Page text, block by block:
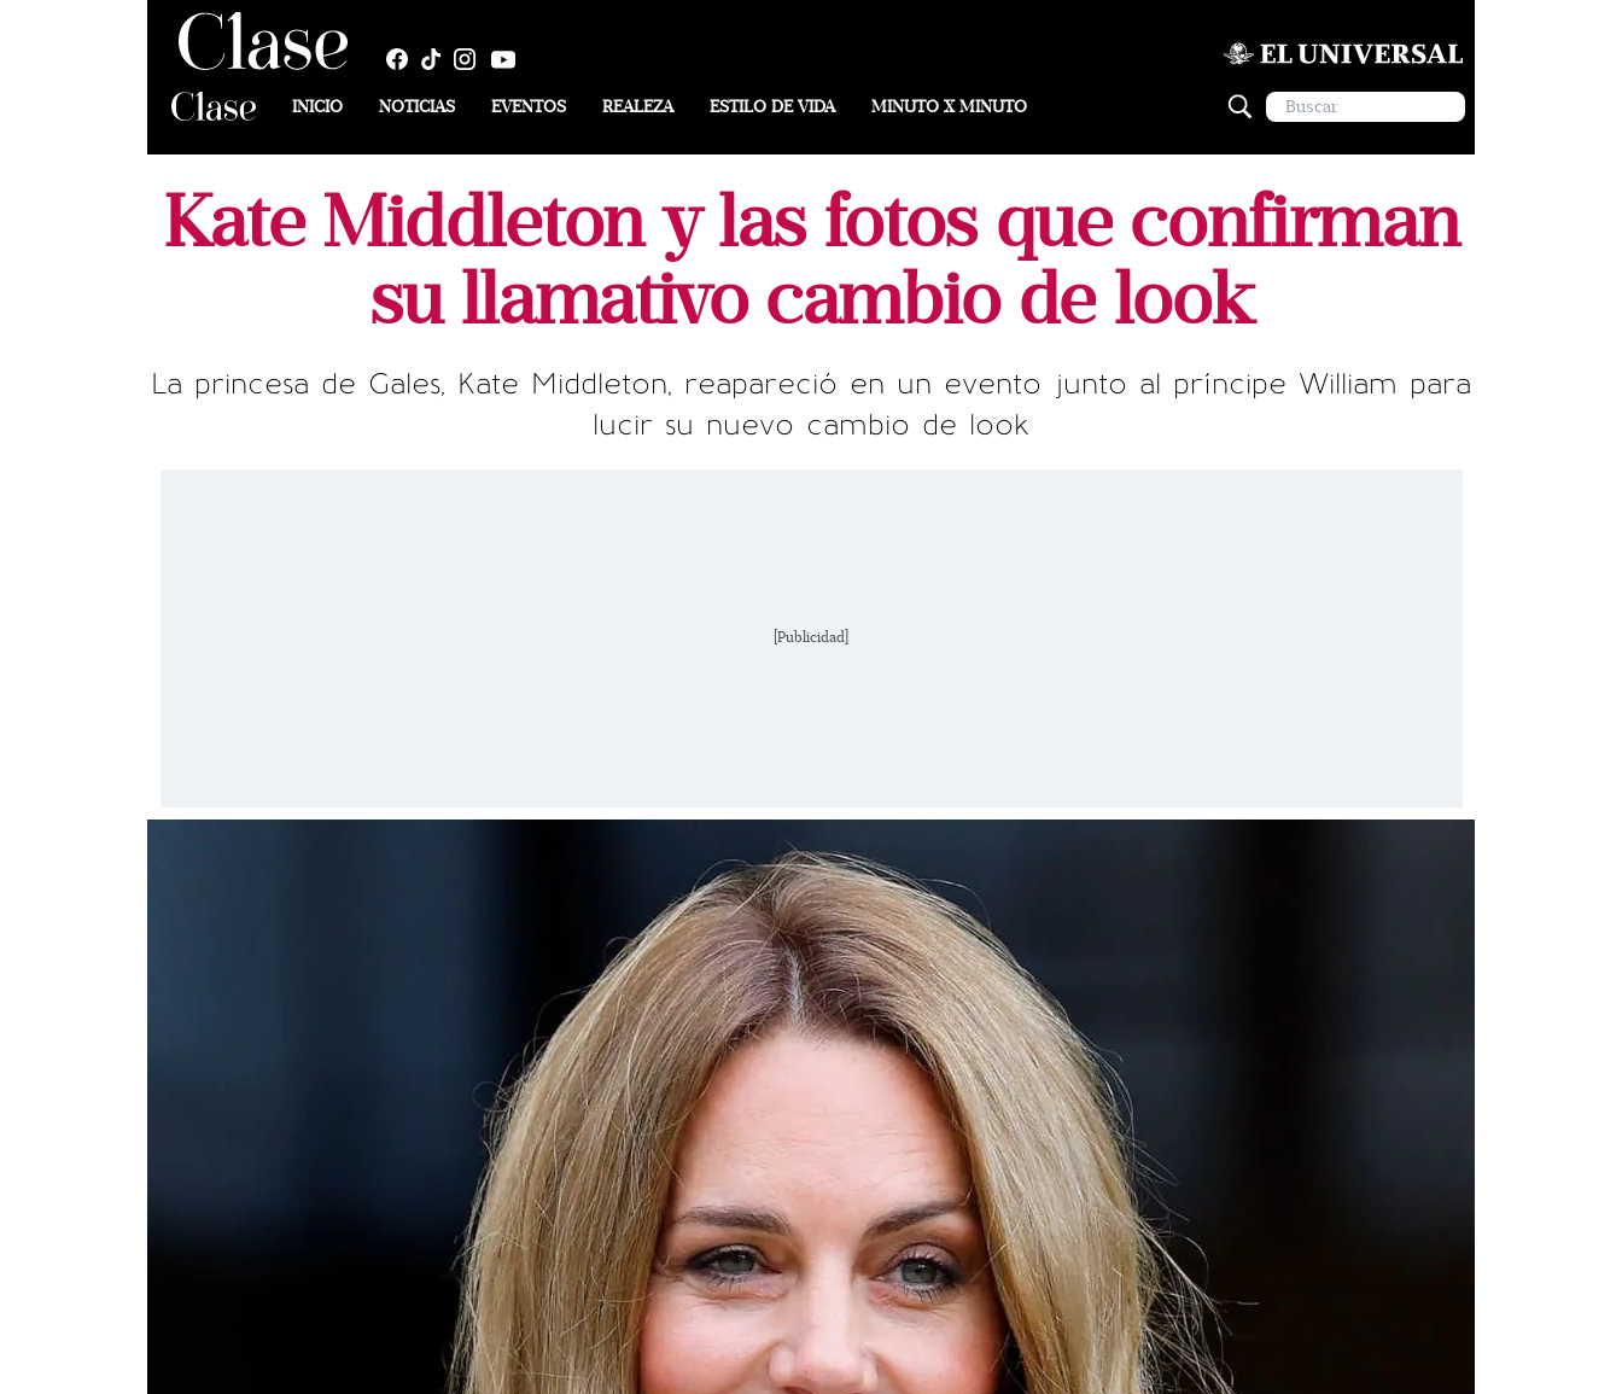
INICIO NOTICIAS EVENTOS REALEZA ESTILO DE VIDA MINUTO X MINUTO
Kate Middleton y las fotos que confirman
su llamativo cambio de look
La princesa de Gales, Kate Middleton, reapareció en un evento junto al príncipe William para
lucir su nuevo cambio de look
[Publicidad]